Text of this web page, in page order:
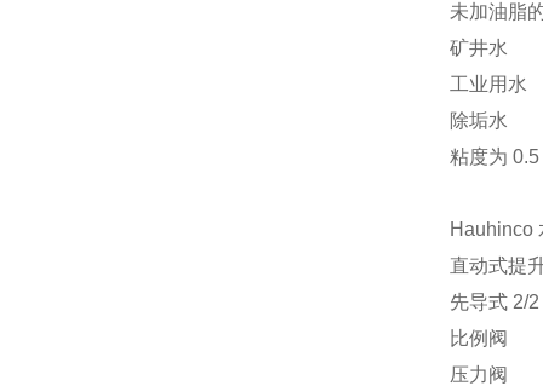
未加油脂
矿井水
工业用水
除垢水
粘度为 0.5
Hauhinco
直动式提
先导式 2/
比例阀
压力阀